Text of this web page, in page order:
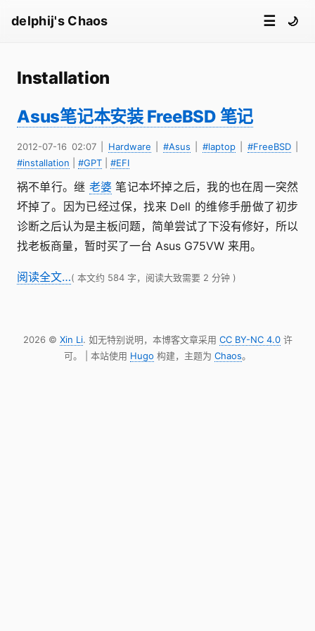
delphij's Chaos ☰ 🌙
Installation
Asus笔记本安装 FreeBSD 笔记
2012-07-16 02:07| Hardware #Asus #laptop| #FreeBSD|
#installation
#GPT #EFI
祸不单行。继 老婆 笔记本坏掉之后，我的也在周一突然
坏掉了。因为已经过保，找来 Dell 的维修手册做了初步
诊断之后认为是主板问题，简单尝试了下没有修好，所以
找老板商量，暂时买了一台 Asus G75VW 来用。
阅读全文…( 本文约 584 字，阅读大致需要 2 分钟 )
2026 © Xin Li. 如无特别说明，本博客文章采用 CC BY-NC 4.0许
可。 | 本站使用 Hugo 构建，主题为 Chaos。